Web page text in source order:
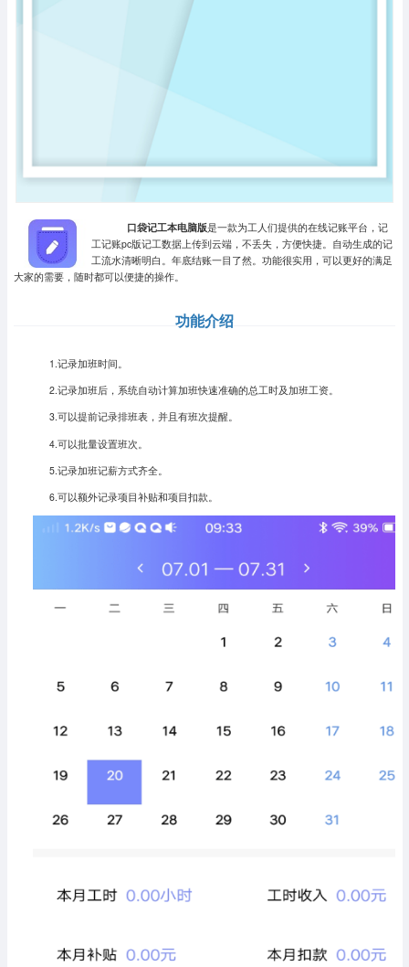
口袋记工本电脑版是一款为工人们提供的在线记账平台，记
工记账pc版记工数据上传到云端，不丢失，方便快捷。自动生成的记
工流水清晰明白。年底结账一目了然。功能很实用，可以更好的满足
大家的需要，随时都可以便捷的操作。
功能介绍
1.记录加班时间。
2.记录加班后，系统自动计算加班快速准确的总工时及加班工资。
3.可以提前记录排班表，并且有班次提醒。
4.可以批量设置班次。
5.记录加班记薪方式齐全。
6.可以额外记录项目补贴和项目扣款。